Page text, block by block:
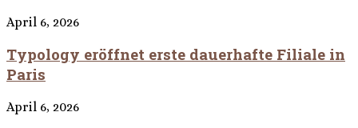
April 6, 2026
Typology eröffnet erste dauerhafte Filiale in
Paris
April 6, 2026